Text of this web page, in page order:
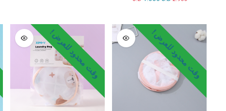
وقت محدود للعرض ! وقت محدود للعرض !